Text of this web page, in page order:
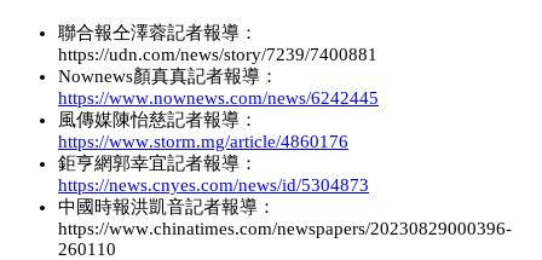
聯合報仝澤蓉記者報導：
https://udn.com/news/story/7239/7400881
Nownews顏真真記者報導：
https://www.nownews.com/news/6242445
風傳媒陳怡慈記者報導：
https://www.storm.mg/article/4860176
鉅亨網郭幸宜記者報導：
https://news.cnyes.com/news/id/5304873
中國時報洪凱音記者報導：
https://www.chinatimes.com/newspapers/20230829000396-
260110